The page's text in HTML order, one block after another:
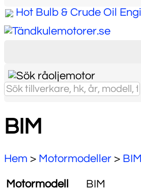
Hot Bulb & Crude Oil
BIM
Hem > Motormodeller > BIM
Motormodell
BIM